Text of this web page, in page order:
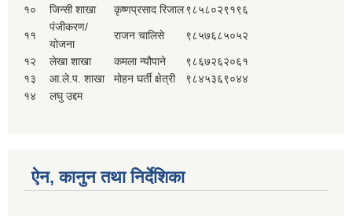
१०
जिन्सी शाखा कृष्णप्रसाद रिजाल९८५८०२९१९६
११
पंजीकरण/
योजना
राजन चालिसे ९८५७६८५०५२
१२ लेखा शाखा कमला न्यौपाने
९८६७२६२०६१
१३
आ.ले.प. शाखा मोहन घर्ती क्षेत्री
९८४५३६९०४४
१४
लघु उद्दम
ऐन, कानुन तथा निर्देशिका